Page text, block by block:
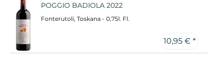
POGGIO BADIOLA 2022
Fonterutoli, Toskana - 0,75l. Fl.
10,95 € *